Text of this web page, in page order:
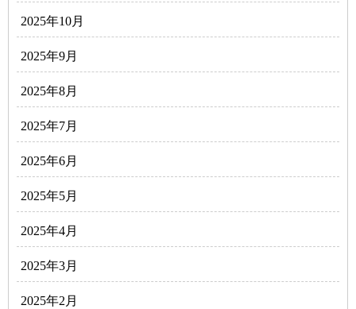
2025年10月
2025年9月
2025年8月
2025年7月
2025年6月
2025年5月
2025年4月
2025年3月
2025年2月